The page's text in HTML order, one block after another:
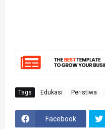
Tags Edukasi Peristiwa
Facebook